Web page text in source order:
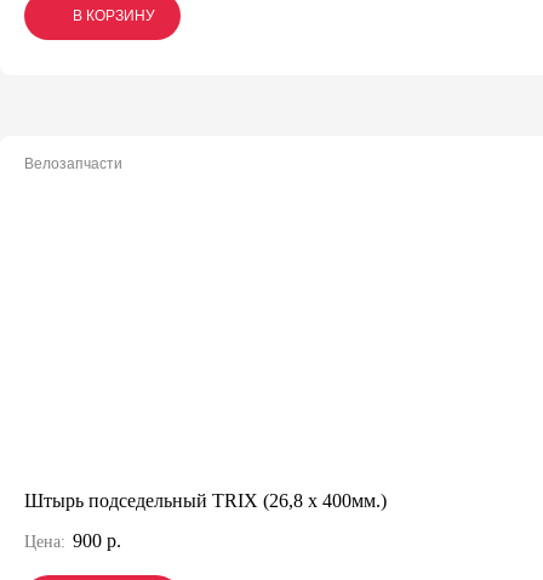
В КОРЗИНУ
В КОРЗИНУ
В КОРЗИНУ
Велозапчасти
Штырь подседельный TRIX (26,8 х 400мм.)
Цена: 900 р.